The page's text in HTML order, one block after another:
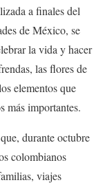
a finales del
de México, se
la vida y hacer
las flores de
elementos que
más importantes.
durante octubre
colombianos
viajes